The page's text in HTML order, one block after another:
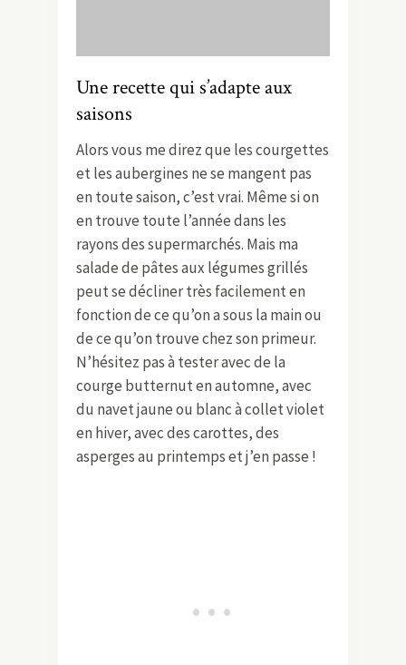
Une recette qui s’adapte aux
saisons
Alors vous me direz que les courgettes
et les aubergines ne se mangent pas
en toute saison, c’est vrai. Même si on
en trouve toute l’année dans les
rayons des supermarchés. Mais ma
salade de pâtes aux légumes grillés
peut se décliner très facilement en
asperges au printemps et j’en passe !